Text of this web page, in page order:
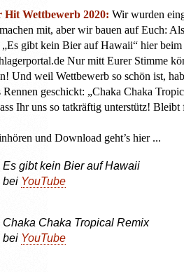
Hit Wettbewerb 2020: Wir wurden
mit, aber wir bauen auf Euch:
gibt kein Bier auf Hawaii“ hier beim
Nur mitt Eurer Stimme
Und weil Wettbewerb so schön ist,
Rennen geschickt: „Chaka Chaka
Ihr uns so tatkräftig unterstütz!
und Download geht’s hier ...
Es gibt kein Bier auf Hawaii
bei YouTube
Chaka Chaka Tropical Remix
bei YouTube